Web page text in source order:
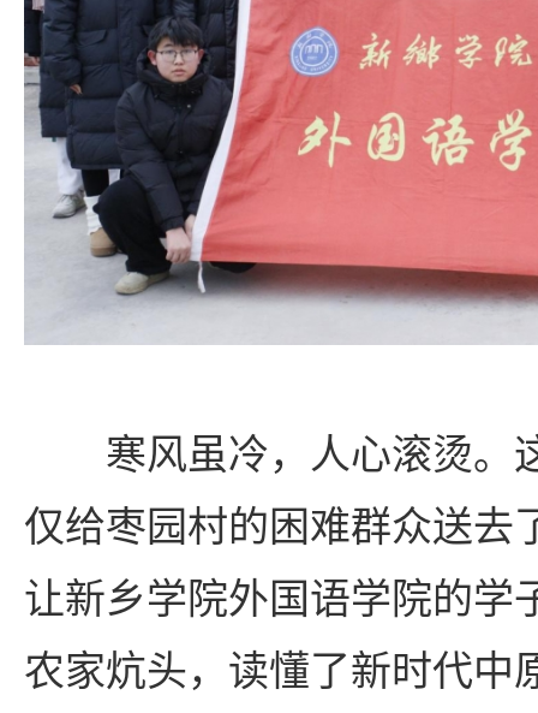
寒风虽冷，人心滚烫。
仅给枣园村的困难群众送去
让新乡学院外国语学院的学
农家炕头，读懂了新时代中